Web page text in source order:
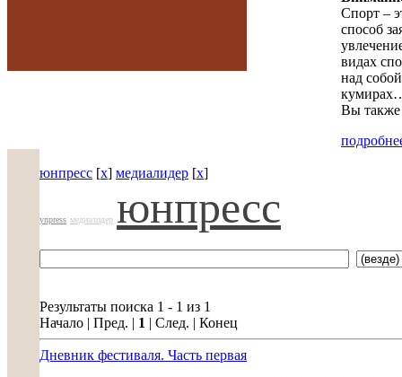
Спорт –
способ
видах
над
Вы также
юнпресс [x] медиалидер [x]
ynpress медиалидер юнпресс
Результаты поиска 1 - 1 из 1
Начало | Пред. | 1 | След. | Конец
Дневник фестиваля. Часть первая